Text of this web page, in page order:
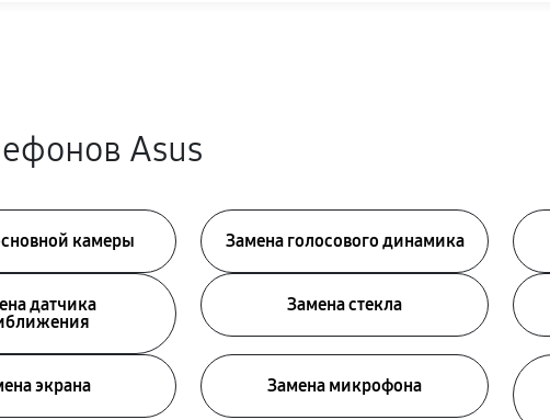
Asus
камеры Замена голосового динамика
датчика
Замена стекла
экрана Замена микрофона